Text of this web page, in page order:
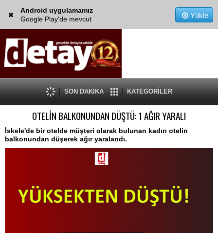
Android uygulamamız
Google Play'de mevcut
Yükle
SON DAKİKA KATEGORİLER
OTELİN BALKONUNDAN DÜŞTÜ: 1 AĞIR YARALI
İskele'de bir otelde müşteri olarak bulunan kadın otelin
balkonundan düşerek ağır yaralandı.